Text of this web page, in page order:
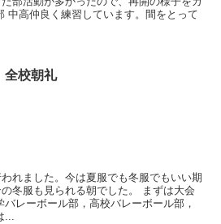
中高仲良く練習しています。間をとって
全校朝礼
れました。今は夏服でも冬服でもいい期
冬服も見られる朝でした。 まずは大会
レーボール部，高校バレーボール部，
...